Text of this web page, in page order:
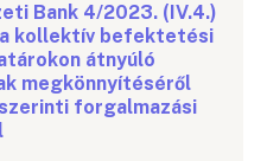
Bank 4/2023. (IV.4.)
a kollektív befektetési
átnyúló
megkönnyítéséről
forgalmazási